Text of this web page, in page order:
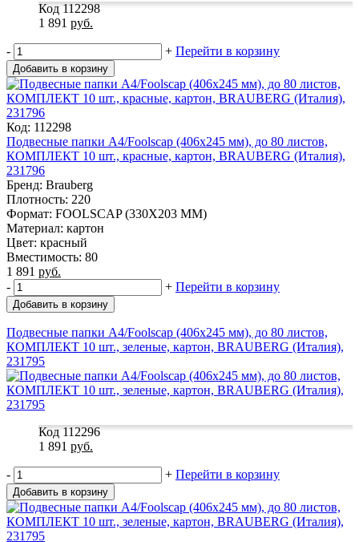
Код 112298
1 891 руб.
- + Перейти в корзину
Добавить в корзину
Код: 112298
Подвесные папки А4/Foolscap (406х245 мм), до 80 листов,
КОМПЛЕКТ 10 шт., красные, картон, BRAUBERG (Италия),
231796
Бренд: Brauberg
Плотность: 220
Формат: FOOLSCAP (330X203 MM)
Материал: картон
Цвет: красный
Вместимость: 80
1 891 руб.
-
+ Перейти в корзину
Добавить в корзину
Подвесные папки А4/Foolscap (406х245 мм), до 80 листов,
КОМПЛЕКТ 10 шт., зеленые, картон, BRAUBERG (Италия),
231795
Код 112296
1 891 руб.
- + Перейти в корзину
Добавить в корзину